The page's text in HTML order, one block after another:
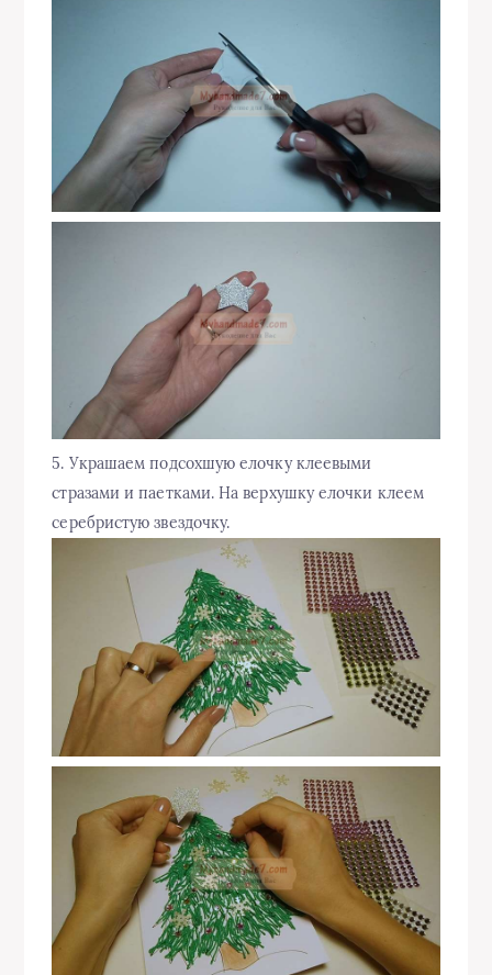
5. Украшаем подсохшую елочку клеевыми
стразами и паетками. На верхушку елочки клеем
серебристую звездочку.